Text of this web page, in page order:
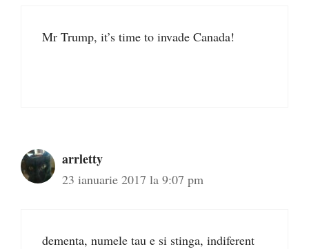
Mr Trump, it’s time to invade Canada!
arrletty
23 ianuarie 2017 la 9:07 pm
dementa, numele tau e si stinga, indiferent